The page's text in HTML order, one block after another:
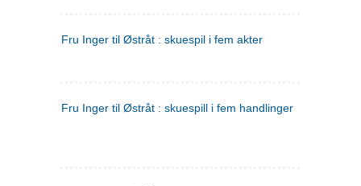
Fru Inger til Østråt : skuespil i fem akter
Fru Inger til Østråt : skuespill i fem handlinger